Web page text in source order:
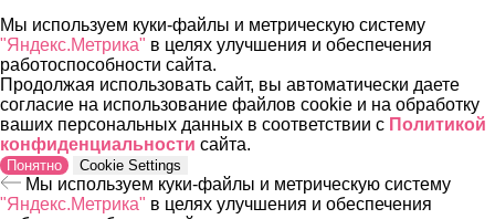
Мы используем куки-файлы и метрическую систему
"Яндекс.Метрика" в целях улучшения и обеспечения
работоспособности сайта.
Продолжая использовать сайт, вы автоматически даете
согласие на использование файлов cookie и на обработку
ваших персональных данных в соответствии с Политикой
конфиденциальности сайта.
Понятно Cookie Settings
Мы используем куки-файлы и метрическую систему
"Яндекс.Метрика" в целях улучшения и обеспечения